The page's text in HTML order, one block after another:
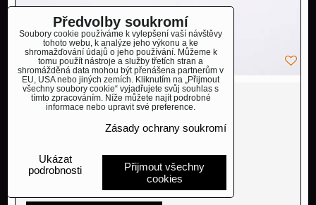
NOVINKA
s DPH
Dostupnost:
Předvolby soukromí
Soubory cookie používáme k vylepšení vaší návštěvy
tohoto webu, k analýze jeho výkonu a ke
shromažďování údajů o jeho používání. Můžeme k
tomu použít nástroje a služby třetích stran a
shromážděná data mohou být přenášena partnerům v
EU, USA nebo jiných zemích. Kliknutím na „Přijmout
všechny soubory cookie“ vyjadřujete svůj souhlas s
tímto zpracováním. Níže můžete najít podrobné
informace nebo upravit své preference.
Zásady ochrany soukromí
Ukázat
podrobnosti
Přijmout všechny
cookies